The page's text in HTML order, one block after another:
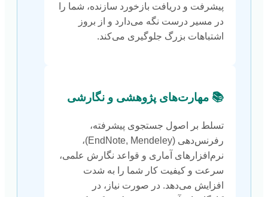
پیشرفت و دریافت بازخورد سازنده، شما را
در مسیر درست نگه می‌دارد و از بروز
اشتباهات بزرگ جلوگیری می‌کند.
📚 مهارت‌های پژوهشی و نگارشی
تسلط بر اصول جستجوی پیشرفته،
رفرنس‌دهی (EndNote, Mendeley)،
نرم‌افزارهای آماری و قواعد نگارش علمی،
سرعت و کیفیت کار شما را به شدت
افزایش می‌دهد. در صورت نیاز، در